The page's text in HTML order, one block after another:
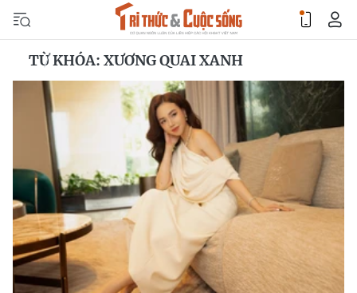
TỪ KHÓA: XƯƠNG QUAI XANH